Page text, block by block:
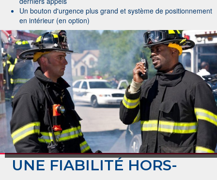
Un bouton d'urgence plus grand et système de positionnement
en intérieur (en option)
UNE FIABILITÉ HORS-